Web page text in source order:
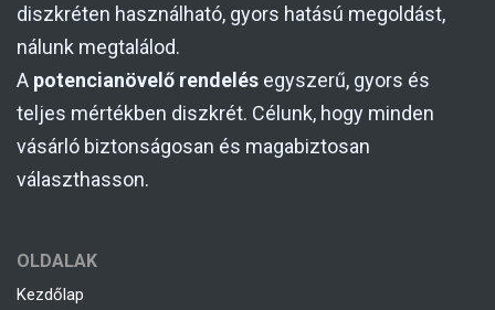
diszkréten használható, gyors hatású megoldást,
nálunk megtalálod.
A potencianövelő rendelés egyszerű, gyors és
teljes mértékben diszkrét. Célunk, hogy minden
vásárló biztonságosan és magabiztosan
választhasson.
OLDALAK
Kezdőlap